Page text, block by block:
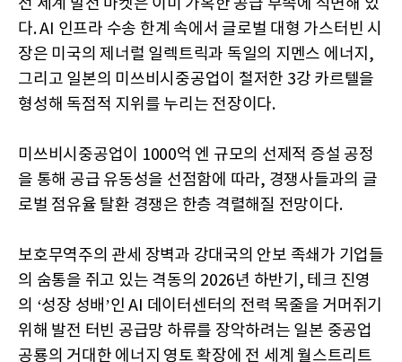
전 세계 발전 마켓은 이미 가혹한 공급 부족에 직면해 있
다. AI 인프라 수송 한계 속에서 글로벌 대형 가스터빈 시
장은 미국의 제너럴 일렉트릭과 독일의 지멘스 에너지,
그리고 일본의 미쓰비시중공업이 철저한 3강 카르텔을
형성해 독점적 지위를 누리는 전장이다.
미쓰비시중공업이 1000억 엔 규모의 선제적 증설 공정
을 통해 공급 유동성을 선점함에 따라, 경쟁사들과의 글
로벌 점유율 탈환 경쟁은 한층 격렬해질 전망이다.
보호무역주의 관세 장벽과 강대국의 안보 족쇄가 기업들
의 숨통을 쥐고 있는 격동의 2026년 하반기, 테크 진영
의 ‘성장 성배’인 AI 데이터센터의 전력 목줄을 거머쥐기
위해 발전 터빈 공급망 하류를 장악하려는 일본 중공업
공룡의 거대한 에너지 영토 확장에 전 세계 월스트리트